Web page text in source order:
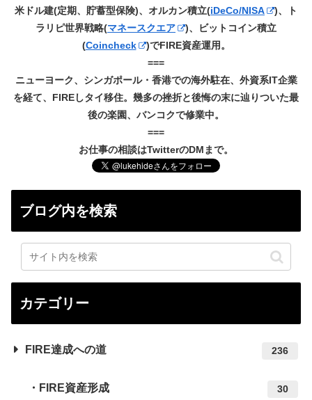
米ドル建(定期、貯蓄型保険)、オルカン積立(iDeCo/NISA
)、ト
ラリピ世界戦略(マネースクエア
)、ビットコイン積立
(Coincheck
)でFIRE資産運用。
===
ニューヨーク、シンガポール・香港での海外駐在、外資系IT企業
を経て、FIREしタイ移住。幾多の挫折と後悔の末に辿りついた最
後の楽園、バンコクで修業中。
===
お仕事の相談はTwitterのDMまで。
ブログ内を検索
カテゴリー
FIRE達成への道 236
FIRE資産形成 30